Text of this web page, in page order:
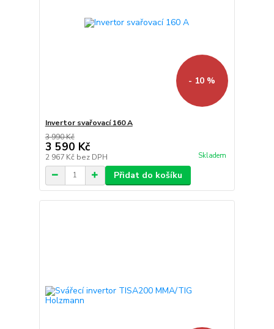
- 10 %
Invertor svařovací 160 A
3 990 Kč
3 590 Kč
2 967 Kč bez DPH Skladem
Přidat do košíku